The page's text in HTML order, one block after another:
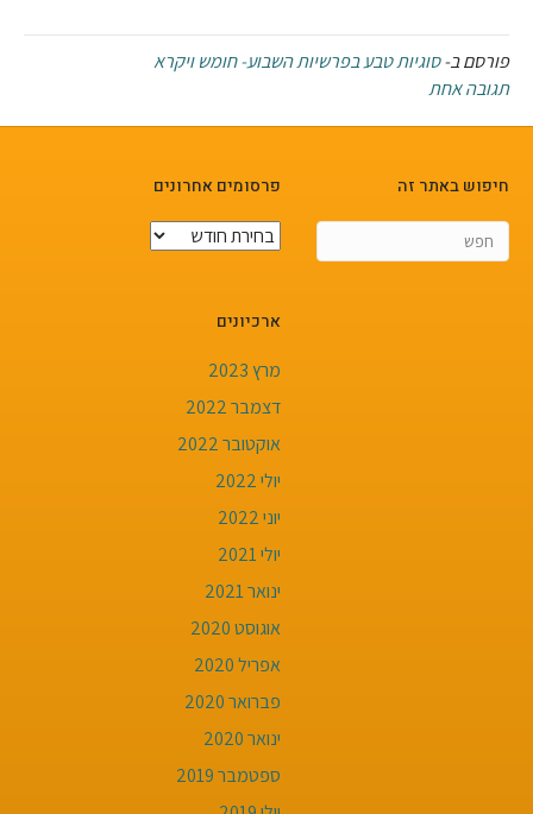
פורסם ב-סוגיות טבע בפרשיות השבוע- חומש ויקרא
תגובה אחת
חיפוש באתר זה
פרסומים אחרונים
פרסומים
ארכיונים
מרץ 2023
דצמבר 2022
אוקטובר 2022
יולי 2022
יוני 2022
יולי 2021
ינואר 2021
אוגוסט 2020
אפריל 2020
פברואר 2020
ינואר 2020
ספטמבר 2019